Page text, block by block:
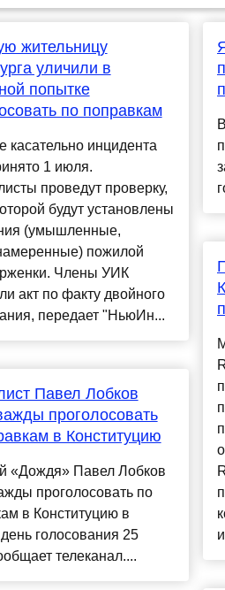
жительницу
уличили в
попытке
по поправкам
касательно инцидента
1 июля.
проведут проверку,
будут установлены
(умышленные,
пожилой
Члены УИК
акт по факту двойного
передает "НьюИн...
Павел Лобков
проголосовать
в Конституцию
«Дождя» Павел Лобков
проголосовать по
в Конституцию в
голосования 25
телеканал....